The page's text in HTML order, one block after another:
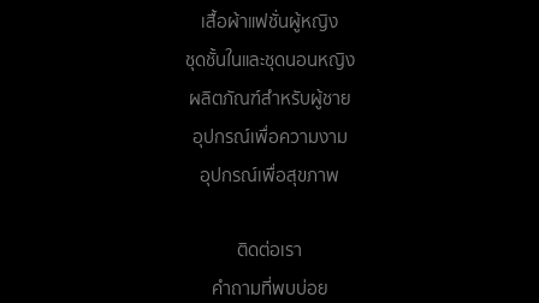
เสื้อผ้าแฟชั่นผู้หญิง
ชุดชั้นในและชุดนอนหญิง
ผลิตภัณฑ์สำหรับผู้ชาย
อุปกรณ์เพื่อความงาม
อุปกรณ์เพื่อสุขภาพ
ติดต่อเรา
คำถามที่พบบ่อย